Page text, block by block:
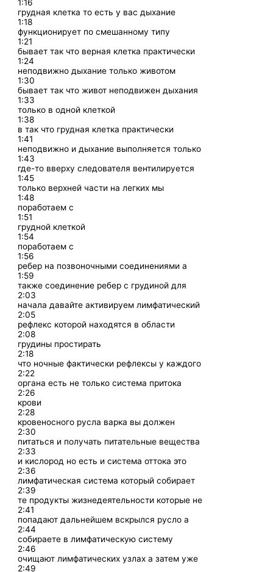
1:16
грудная клетка то есть у вас дыхание
1:18
функционирует по смешанному типу
1:21
бывает так что верная клетка практически
1:24
неподвижно дыхание только животом
1:30
бывает так что живот неподвижен дыхания
1:33
только в одной клеткой
1:38
в так что грудная клетка практически
1:41
неподвижно и дыхание выполняется только
1:43
где-то вверху следователя вентилируется
1:45
только верхней части на легких мы
1:48
поработаем с
1:51
грудной клеткой
1:54
поработаем с
1:56
ребер на позвоночными соединениями а
1:59
также соединение ребер с грудиной для
2:03
начала давайте активируем лимфатический
2:05
рефлекс которой находятся в области
2:08
грудины простирать
2:18
что ночные фактически рефлексы у каждого
2:22
органа есть не только система притока
2:26
крови
2:28
кровеносного русла варка вы должен
2:30
питаться и получать питательные вещества
2:33
и кислород но есть и система оттока это
2:36
лимфатическая система который собирает
2:39
те продукты жизнедеятельности которые не
2:41
попадают дальнейшем вскрылся русло а
2:44
собираете в лимфатическую систему
2:46
очищают лимфатических узлах а затем уже
2:49